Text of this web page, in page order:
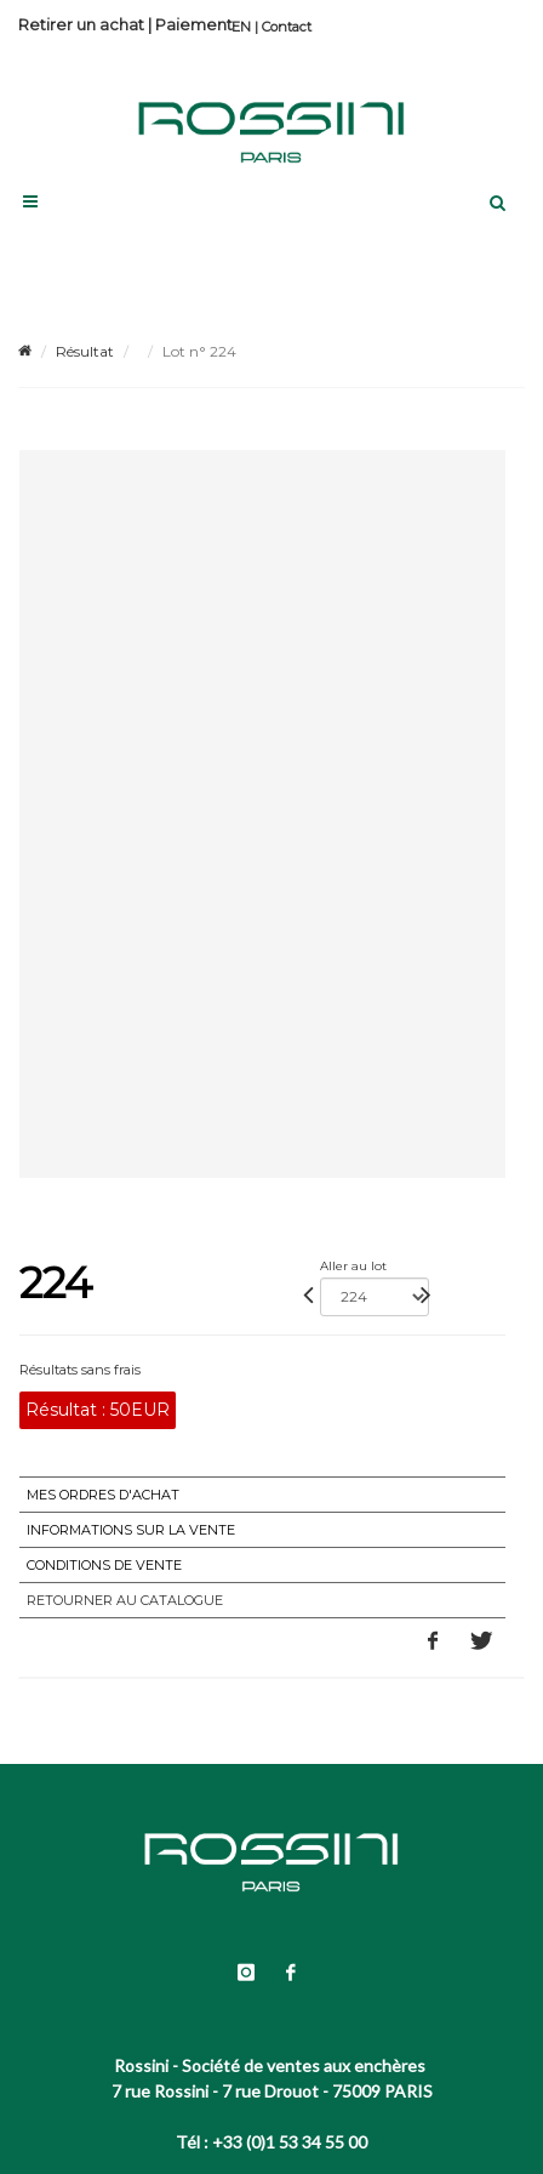
Contact
Retirer un achat | Paiement
Résultat Lot n° 224
224 Aller au lot
Résultats sans frais
Résultat : 50EUR
MES ORDRES D'ACHAT
INFORMATIONS SUR LA VENTE
CONDITIONS DE VENTE
RETOURNER AU CATALOGUE
Rossini - Société de ventes aux enchères
7 rue Rossini - 7 rue Drouot - 75009 PARIS
Tél : +33 (0)1 53 34 55 00